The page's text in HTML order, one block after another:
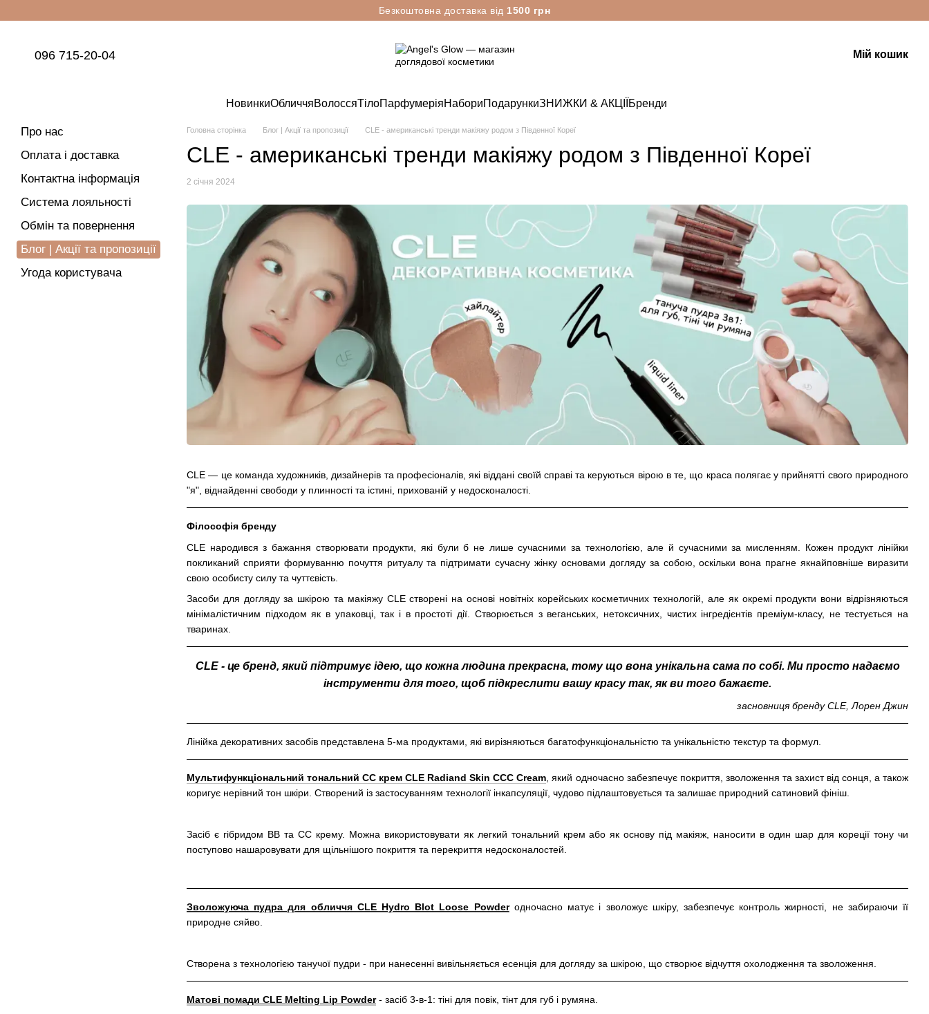
Безкоштовна доставка від 1500 грн
096 715-20-04 Мій кошик
НовинкиОбличчяВолоссяТілоПарфумеріяНабориПодарункиЗНИЖКИ & АКЦІЇ Бренди
Головна сторінка Блог | Акції та пропозиції CLE - американські тренди макіяжу родом з Південної Кореї
CLE - американські тренди макіяжу родом з Південної Кореї
2 січня 2024
CLE — це команда художників, дизайнерів та професіоналів, які віддані своїй справі та керуються вірою в те, що краса полягає у прийнятті свого природного
"я", віднайденні свободи у плинності та істині, прихованій у недосконалості.
Філософія бренду
CLE народився з бажання створювати продукти, які були б не лише сучасними за технологією, але й сучасними за мисленням. Кожен продукт лінійки
покликаний сприяти формуванню почуття ритуалу та підтримати сучасну жінку основами догляду за собою, оскільки вона прагне якнайповніше виразити
свою особисту силу та чуттєвість.
Засоби для догляду за шкірою та макіяжу CLE створені на основі новітніх корейських косметичних технологій, але як окремі продукти вони відрізняються
мінімалістичним підходом як в упаковці, так і в простоті дії. Створюється з веганських, нетоксичних, чистих інгредієнтів преміум-класу, не тестується на
тваринах.
CLE - це бренд, який підтримує ідею, що кожна людина прекрасна, тому що вона унікальна сама по собі. Ми просто надаємо
інструменти для того, щоб підкреслити вашу красу так, як ви того бажаєте.
засновниця бренду CLE, Лорен Джин
Лінійка декоративних засобів представлена 5-ма продуктами, які вирізняються багатофункціональністю та унікальністю текстур та формул.
Мультифункціональний тональний CC крем CLE Radiand Skin CCC Cream , який одночасно забезпечує покриття, зволоження та захист від сонця, а також
коригує нерівний тон шкіри. Створений із застосуванням технології інкапсуляції, чудово підлаштовується та залишає природний сатиновий фініш.
Засіб є гібридом BB та СС крему. Можна використовувати як легкий тональний крем або як основу під макіяж, наносити в один шар для кореції тону чи
поступово нашаровувати для щільнішого покриття та перекриття недосконалостей.
Зволожуюча пудра для обличчя CLE Hydro Blot Loose Powderодночасно матує і зволожує шкіру, забезпечує контроль жирності, не забираючи її
природне сяйво.
Створена з технологією танучої пудри - при нанесенні вивільняється есенція для догляду за шкірою, що створює відчуття охолодження та зволоження.
Матові помади CLE Melting Lip Powder- засіб 3-в-1: тіні для повік, тінт для губ і румяна.
Про нас
Оплата і доставка
Контактна інформація
Система лояльності
Обмін та повернення
Блог | Акції та пропозиції
Угода користувача